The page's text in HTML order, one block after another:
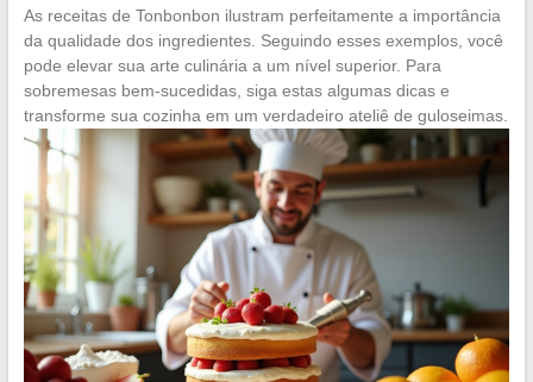
As receitas de Tonbonbon ilustram perfeitamente a importância
da qualidade dos ingredientes. Seguindo esses exemplos, você
pode elevar sua arte culinária a um nível superior. Para
sobremesas bem-sucedidas, siga estas algumas dicas e
transforme sua cozinha em um verdadeiro ateliê de guloseimas.